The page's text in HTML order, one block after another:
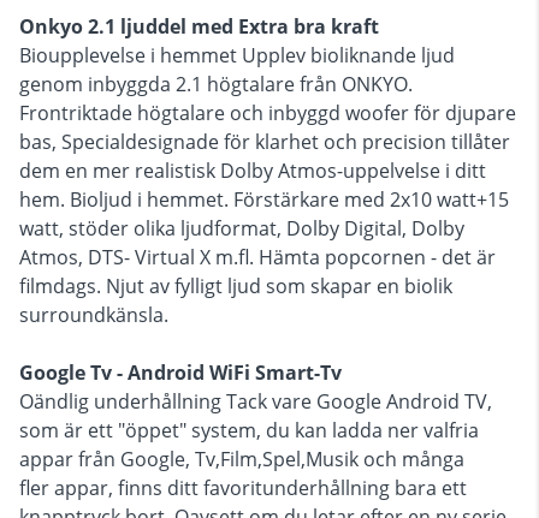
Onkyo 2.1 ljuddel med Extra bra kraft
Bioupplevelse i hemmet Upplev bioliknande ljud
genom inbyggda 2.1 högtalare från ONKYO.
Frontriktade högtalare och inbyggd woofer för djupare
bas, Specialdesignade för klarhet och precision tillåter
dem en mer realistisk Dolby Atmos-uppelvelse i ditt
hem. Bioljud i hemmet. Förstärkare med 2x10 watt+15
watt, stöder olika ljudformat, Dolby Digital, Dolby
Atmos, DTS- Virtual X m.fl. Hämta popcornen - det är
filmdags. Njut av fylligt ljud som skapar en biolik
surroundkänsla.
Google Tv - Android WiFi Smart-Tv
Oändlig underhållning Tack vare Google Android TV,
som är ett "öppet" system, du kan ladda ner valfria
appar från Google, Tv,Film,Spel,Musik och många
fler appar, finns ditt favoritunderhållning bara ett